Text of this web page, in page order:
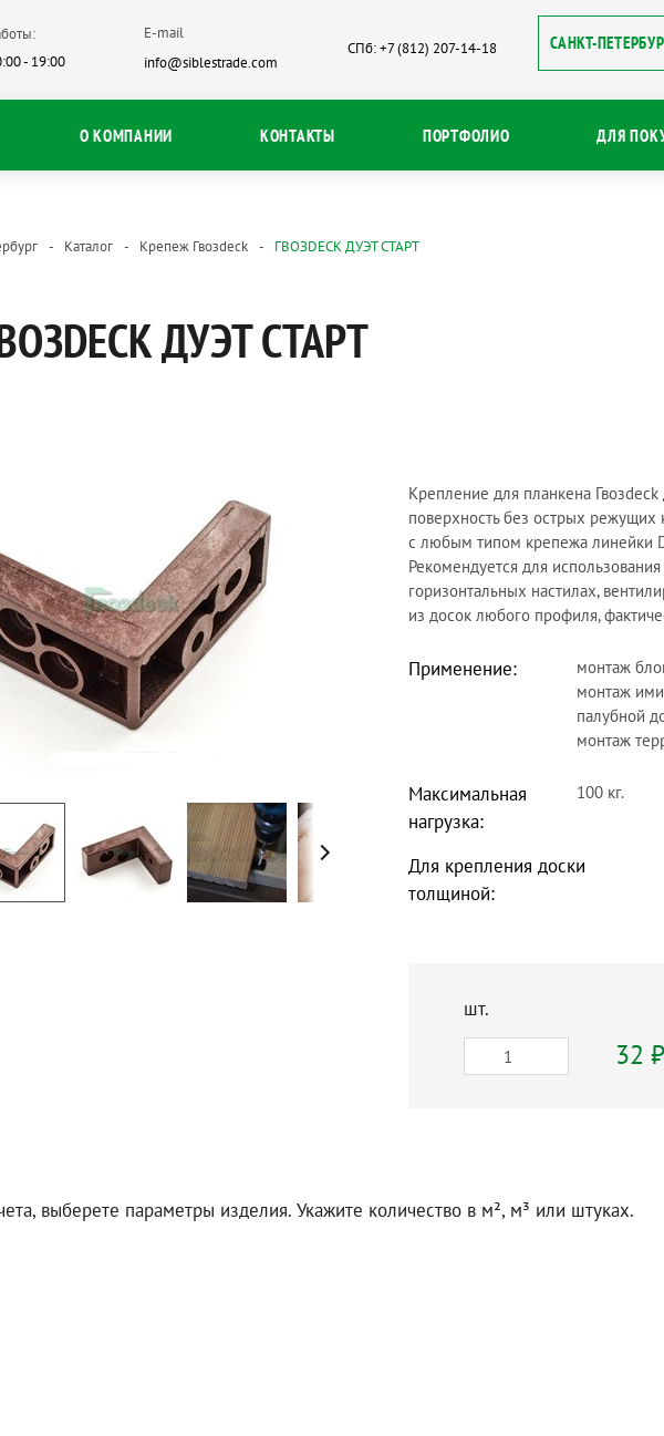
О КОМПАНИИ КОНТАКТЫ ПОРТФОЛИО ДЛЯ
- 19:00
E-mail
info@siblestrade.com
СПб: +7 (812) 207-14-18
Каталог Крепеж Гвозdeck ГВОЗDECK ДУЭТ СТАРТ
ДУЭТ СТАРТ
Крепление для планкена
поверхность без острых режущих
с любым типом крепежа линейки
Рекомендуется для
горизонтальных настилах,
из досок любого профиля,
Применение:
монтаж
монтаж
палубной
монтаж
Максимальная
нагрузка:
100 кг.
Для крепления доски
толщиной:
шт.
32
выберете параметры изделия. Укажите количество в м², м³ или штуках.